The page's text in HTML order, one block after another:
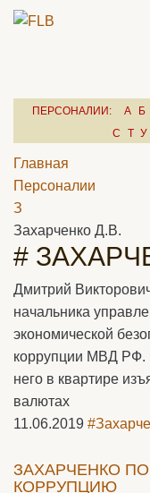
ПЕРСОНАЛИИ: А Б
С
Т У
Главная
Персоналии
З
Захарченко Д.В.
#
Дмитрий
начальника
экономической
коррупции МВД РФ.
него в квартире
валютах
11.06.2019
ЗАХАРЧЕНКО
КОРРУПЦИЮ